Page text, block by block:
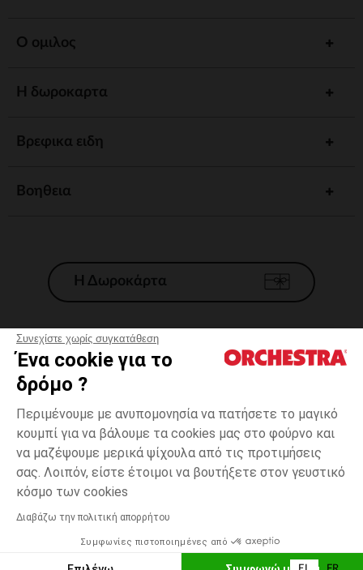
Συνεχίστε χωρίς συγκατάθεση
Ένα cookie για το
δρόμο ?
Περιμένουμε με ανυπομονησία να πατήσετε το μαγικό
κουμπί για να βάλουμε τα cookies μας στο φούρνο και
να μαζέψουμε μερικά ψίχουλα από τις προτιμήσεις
σας. Λοιπόν, είστε έτοιμοι να βουτήξετε στον γευστικό
κόσμο των cookies
Διαβάζω την πολιτική απορρήτου
Συμφωνίες πιστοποιημένες από
Ροζ
one
Δυνατότητα πληρωμής με
ΠΡΟΣΘΉΚΗ ΣΤΟ ΚΑΛΆΘΙ
Ο ομιλος
Η δωροκαρτα
Βρεφικα ειδη
Βοηθεια
Η Δωροκάρτα
Γενικοί 'Οροι Πώλησης
*Εμπορικες προσφορες
Προσωπικά δεδομένα
Διαχείρηση των cookies
Προσβασιμότητα: μη συμμορφούμενη
H Orchestra συμμετέχει στον κωδικά δεοντολογίας και στο σύστημα
μεσολάβησης της Γαλλικής Ομοσπονδίας Ηλεκτρονικού Εμπορίου.